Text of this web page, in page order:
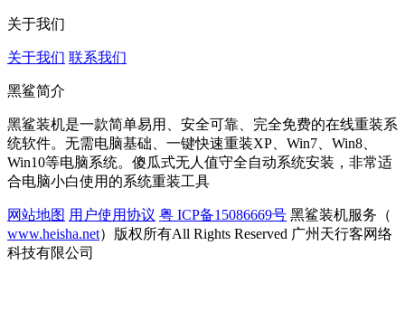
关于我们
关于我们 联系我们
黑鲨简介
黑鲨装机是一款简单易用、安全可靠、完全免费的在线重装系
统软件。无需电脑基础、一键快速重装XP、Win7、Win8、
Win10等电脑系统。傻瓜式无人值守全自动系统安装，非常适
合电脑小白使用的系统重装工具
网站地图 用户使用协议 粤 ICP备15086669号 黑鲨装机服务（
www.heisha.net）版权所有All Rights Reserved 广州天行客网络
科技有限公司